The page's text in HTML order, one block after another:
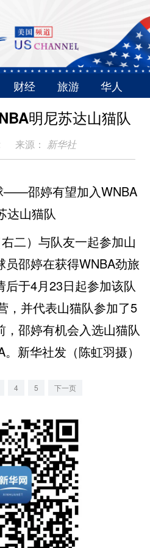
财经 旅游 华人
明尼苏达山猫队
来源： 新华社
）与队友一起参加山
邵婷在获得WNBA劲旅
于4月23日起参加该队
，并代表山猫队参加了5
，邵婷有机会入选山猫队
新华社发（陈虹羽摄）
4 5 下一页